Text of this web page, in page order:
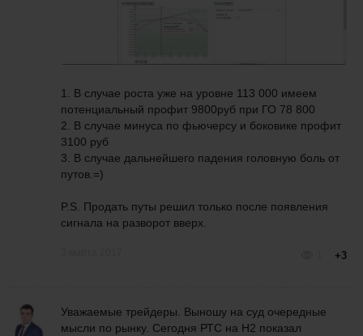
1. В случае роста уже на уровне 113 000 имеем
потенциальный профит 9800руб при ГО 78 800
2. В случае минуса по фьючерсу и боковике профит
3100 руб
3. В случае дальнейшего падения головную боль от
путов.=)
P.S. Продать путы решил только после появления
сигнала на разворот вверх.
+3
Уважаемые трейдеры. Выношу на суд очередные
мысли по рынку. Сегодня РТС на Н2 показал